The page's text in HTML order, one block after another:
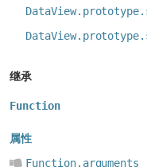
继承
Function
属性
Function.arguments